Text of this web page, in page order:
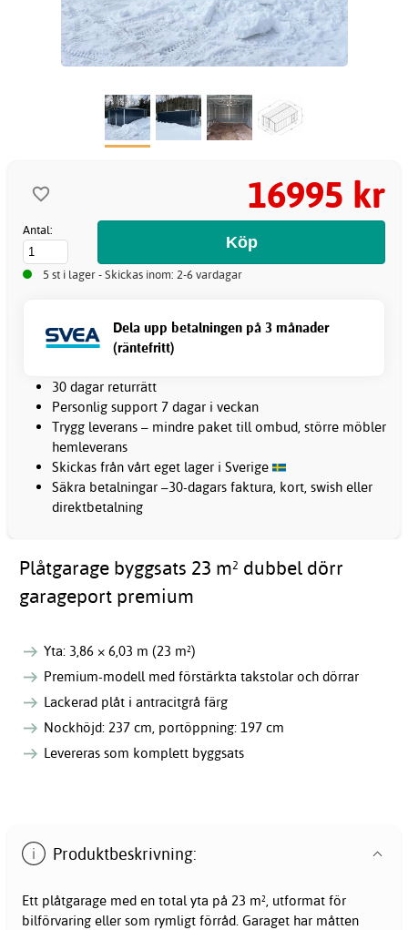
16995 kr
Antal:
5 st i lager - Skickas inom: 2-6 vardagar
Dela upp betalningen på 3 månader
(räntefritt)
30 dagar returrätt
Personlig support 7 dagar i veckan
Trygg leverans – mindre paket till ombud, större möbler
hemleverans
Skickas från vårt eget lager i Sverige
Säkra betalningar –30-dagars faktura, kort, swish eller
direktbetalning
Plåtgarage byggsats 23 m² dubbel dörr
garageport premium
Yta: 3,86 × 6,03 m (23 m²)
Premium-modell med förstärkta takstolar och dörrar
Lackerad plåt i antracitgrå färg
Nockhöjd: 237 cm, portöppning: 197 cm
Levereras som komplett byggsats
Produktbeskrivning:
Ett plåtgarage med en total yta på 23 m², utformat för
bilförvaring eller som rymligt förråd. Garaget har måtten